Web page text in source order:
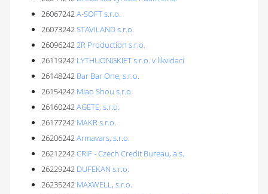
26067242A-SOFT s.r.o.
26073242STAVILAND s.r.o.
260962422R Production s.r.o.
26119242 LYTHUONGKIET s.r.o. v likvidaci
26148242 Bar Bar One, s.r.o.
26154242 Miao Shou s.r.o.
26160242AGETE, s.r.o.
26177242 MAKR s.r.o.
26206242Armavars, s.r.o.
26212242CRIF - Czech Credit Bureau, a.s.
26229242 DUFEKAN s.r.o.
26235242 MAXWELL, s.r.o.